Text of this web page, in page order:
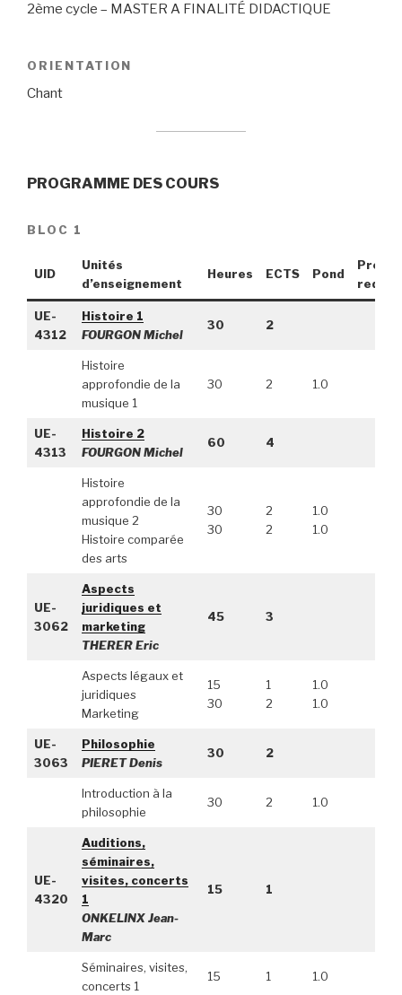
2ème cycle – MASTER A FINALITÉ DIDACTIQUE
ORIENTATION
Chant
PROGRAMME DES COURS
BLOC 1
UID
Unités
d’enseignement
Heures ECTS Pond
Pré-
requis
UE-
4312
Histoire 1
FOURGON Michel
30 2
Histoire
approfondie de la
musique 1
30 2 1.0
UE-
4313
Histoire 2
FOURGON Michel
60 4
Histoire
approfondie de la
musique 2
Histoire comparée
des arts
30
30
2
2
1.0
1.0
UE-
3062
Aspects
juridiques et
marketing
THERER Eric
45 3
Aspects légaux et
juridiques
Marketing
15
30
1
2
1.0
1.0
UE-
3063
Philosophie
PIERET Denis
30 2
Introduction à la
philosophie
30 2 1.0
UE-
4320
Auditions,
séminaires,
visites, concerts
1
ONKELINX Jean-
Marc
15 1
Séminaires, visites,
concerts 1
15 1 1.0